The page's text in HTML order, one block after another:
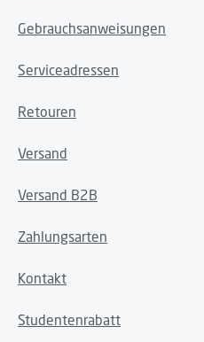
Gebrauchsanweisungen
Serviceadressen
Retouren
Versand
Versand B2B
Zahlungsarten
Kontakt
Studentenrabatt